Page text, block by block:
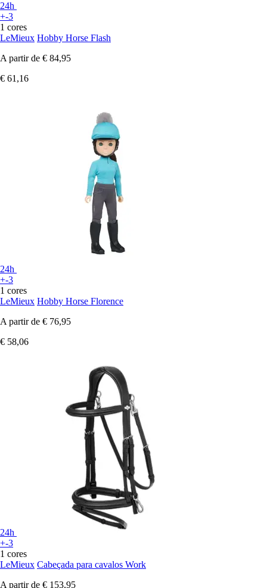
24h
+-3
1 cores
LeMieux Hobby Horse Flash
A partir de € 84,95
€ 61,16
24h
+-3
1 cores
LeMieux Hobby Horse Florence
A partir de € 76,95
€ 58,06
24h
+-3
1 cores
LeMieux Cabeçada para cavalos Work
A partir de € 153,95